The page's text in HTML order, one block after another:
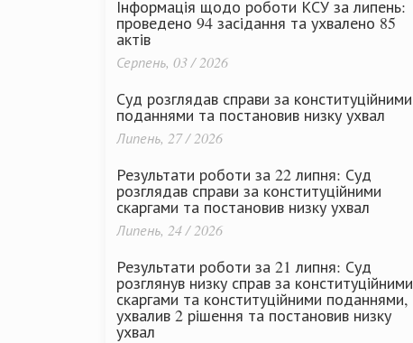
Інформація щодо роботи КСУ за липень:
проведено 94 засідання та ухвалено 85
актів
Серпень, 03 / 2026
Суд розглядав справи за конституційними
поданнями та постановив низку ухвал
Липень, 27 / 2026
Результати роботи за 22 липня: Суд
розглядав справи за конституційними
скаргами та постановив низку ухвал
Липень, 24 / 2026
Результати роботи за 21 липня: Суд
розглянув низку справ за конституційними
скаргами та конституційними поданнями,
ухвалив 2 рішення та постановив низку
ухвал